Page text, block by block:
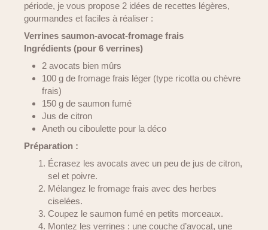
période, je vous propose 2 idées de recettes légères,
gourmandes et faciles à réaliser :
Verrines saumon-avocat-fromage frais
Ingrédients (pour 6 verrines)
2 avocats bien mûrs
100 g de fromage frais léger (type ricotta ou chèvre
frais)
150 g de saumon fumé
Jus de citron
Aneth ou ciboulette pour la déco
Préparation :
Écrasez les avocats avec un peu de jus de citron,
sel et poivre.
Mélangez le fromage frais avec des herbes
ciselées.
Coupez le saumon fumé en petits morceaux.
Montez les verrines : une couche d’avocat, une